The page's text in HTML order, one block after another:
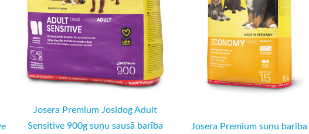
Josera Premium Josidog Adult
Sensitive 900g suņu sausā barība
Josera Premium suņu barība